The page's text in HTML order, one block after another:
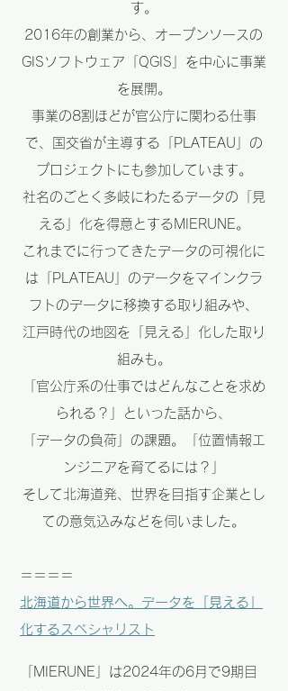
す。
2016年の創業から、オープンソースの
GISソフトウェア「QGIS」を中心に事業
を展開。
事業の8割ほどが官公庁に関わる仕事
で、国交省が主導する「PLATEAU」の
プロジェクトにも参加しています。
社名のごとく多岐にわたるデータの「見
える」化を得意とするMIERUNE。
これまでに行ってきたデータの可視化に
は「PLATEAU」のデータをマインクラ
フトのデータに移換する取り組みや、
江戸時代の地図を「見える」化した取り
組みも。
「官公庁系の仕事ではどんなことを求め
られる？」といった話から、
「データの負荷」の課題。「位置情報エ
ンジニアを育てるには？」
そして北海道発、世界を目指す企業とし
ての意気込みなどを伺いました。
＝＝＝＝
北海道から世界へ。データを「見える」
化するスペシャリスト
「MIERUNE」は2024年の6月で9期目